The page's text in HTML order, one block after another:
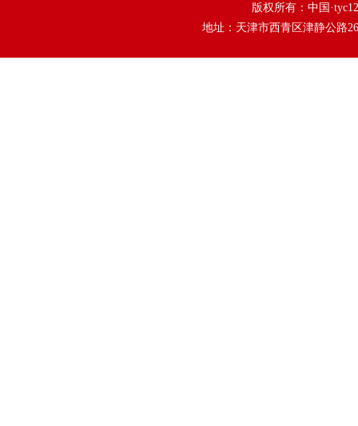
版权所有：中国
地址：天津市西青区津静公路